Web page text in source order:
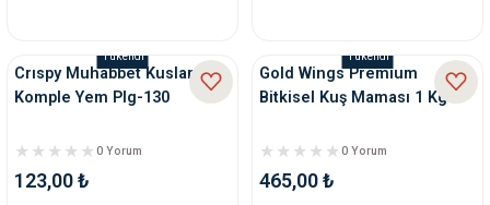
Tükendi
Crıspy Muhabbet Kusları Içın
Komple Yem Plg-130
0 Yorum
123,00 ₺
Tükendi
Gold Wings Premium
Bitkisel Kuş Maması 1 Kg
0 Yorum
465,00 ₺